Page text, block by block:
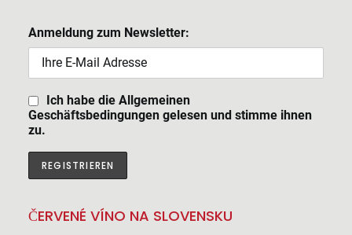
Anmeldung zum Newsletter:
Ich habe die Allgemeinen
Geschäftsbedingungen gelesen und stimme ihnen
zu.
ČERVENÉ VÍNO NA SLOVENSKU